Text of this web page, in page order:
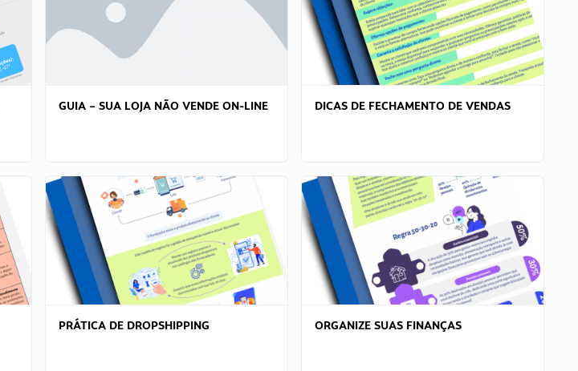
GUIA – SUA LOJA NÃO VENDE ON-LINE DICAS DE FECHAMENTO DE VENDAS
PRÁTICA DE DROPSHIPPING ORGANIZE SUAS FINANÇAS